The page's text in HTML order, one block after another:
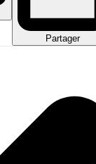
Partager